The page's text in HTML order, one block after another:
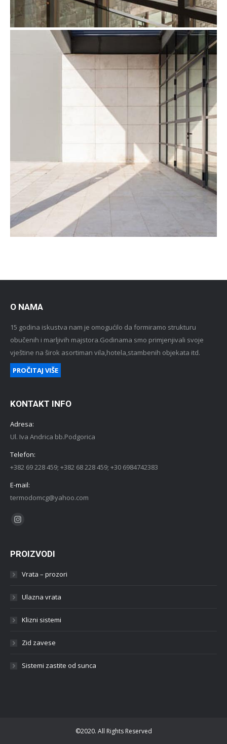
O NAMA
15 godina iskustva nam je omogućilo da formiramo strukturu
obučenih i marljivih majstora.Godinama smo primjenjivali svoje
vještine na širok asortiman vila,hotela,stambenih objekata itd.
PROČITAJ VIŠE
KONTAKT INFO
Adresa:
Ul. Iva Andrica bb.Podgorica
Telefon:
+382 69 228 459; +382 68 228 459; +30 6984742383
E-mail:
termodomcg@yahoo.com
Find us on:
Instagram
PROIZVODI
Vrata – prozori
Ulazna vrata
Klizni sistemi
Zid zavese
Sistemi zastite od sunca
©2020. All Rights Reserved